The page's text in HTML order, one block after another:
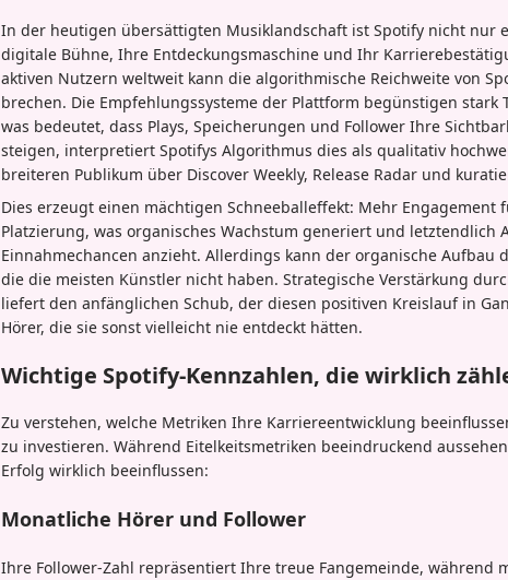
In der heutigen übersättigten Musiklandschaft ist Spotify nicht nur
digitale Bühne, Ihre Entdeckungsmaschine und Ihr
aktiven Nutzern weltweit kann die algorithmische Reichweite von
brechen. Die Empfehlungssysteme der Plattform begünstigen stark
was bedeutet, dass Plays, Speicherungen und Follower Ihre
steigen, interpretiert Spotifys Algorithmus dies als qualitativ
breiteren Publikum über Discover Weekly, Release Radar und
Dies erzeugt einen mächtigen Schneeballeffekt: Mehr
Platzierung, was organisches Wachstum generiert und letztendlich
Einnahmechancen anzieht. Allerdings kann der organische Aufbau
die die meisten Künstler nicht haben. Strategische Verstärkung
liefert den anfänglichen Schub, der diesen positiven Kreislauf in
Hörer, die sie sonst vielleicht nie entdeckt hätten.
Wichtige Spotify-Kennzahlen, die wirklich
Zu verstehen, welche Metriken Ihre Karriereentwicklung
zu investieren. Während Eitelkeitsmetriken beeindruckend
Erfolg wirklich beeinflussen:
Monatliche Hörer und Follower
Ihre Follower-Zahl repräsentiert Ihre treue Fangemeinde, während